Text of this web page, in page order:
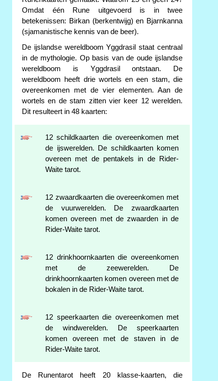
Omdat één Rune uitgevoerd is in twee
betekenissen: Birkan (berkentwijg) en Bjarnkanna
(sjamanistische kennis van de beer).
De ijslandse wereldboom Yggdrasil staat centraal
in de mythologie. Op basis van de oude ijslandse
wereldboom is Yggdrasil ontstaan. De
wereldboom heeft drie wortels en een stam, die
overeenkomen met de vier elementen. Aan de
wortels en de stam zitten vier keer 12 werelden.
Dit resulteert in 48 kaarten:
12 schildkaarten die overeenkomen met
de ijswerelden. De schildkaarten komen
overeen met de pentakels in de Rider-
Waite tarot.
12 zwaardkaarten die overeenkomen met
de vuurwerelden. De zwaardkaarten
komen overeen met de zwaarden in de
Rider-Waite tarot.
12 drinkhoornkaarten die overeenkomen
met de zeewerelden. De
drinkhoornkaarten komen overeen met de
bokalen in de Rider-Waite tarot.
12 speerkaarten die overeenkomen met
de windwerelden. De speerkaarten
komen overeen met de staven in de
Rider-Waite tarot.
De Runentarot heeft 20 klasse-kaarten, die